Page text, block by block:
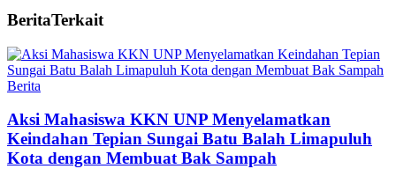
BeritaTerkait
Berita
Aksi Mahasiswa KKN UNP Menyelamatkan
Keindahan Tepian Sungai Batu Balah Limapuluh
Kota dengan Membuat Bak Sampah